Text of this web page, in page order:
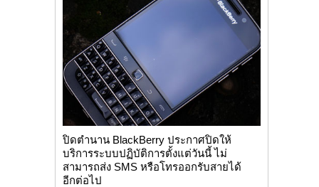
ปิดตำนาน BlackBerry ประกาศปิดให้
บริการระบบปฏิบัติการตั้งแต่วันนี้ ไม่
สามารถส่ง SMS หรือโทรออกรับสายได้
อีกต่อไป